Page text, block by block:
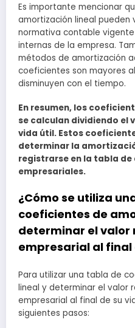
Es importante mencionar
amortización lineal pueden
normativa contable
internas de la empresa.
métodos de amortización
coeficientes son mayores
disminuyen con el tiempo.
En resumen, los
se calculan dividiendo el
vida útil. Estos
determinar la
registrarse en la tabla
empresariales.
¿Cómo se utiliza
coeficientes de
determinar el valor
empresarial al final
Para utilizar una tabla de
lineal y determinar el valor
empresarial al final de su
siguientes pasos: